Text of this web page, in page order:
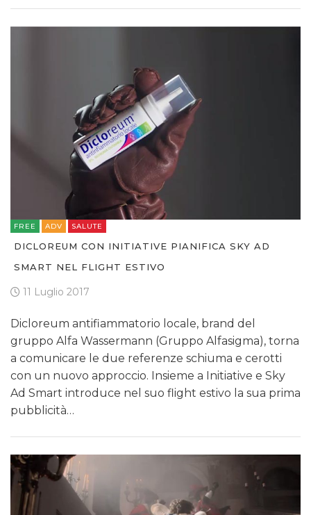
FREE ADV SALUTE
DICLOREUM CON INITIATIVE PIANIFICA SKY AD
SMART NEL FLIGHT ESTIVO
11 Luglio 2017
Dicloreum antifiammatorio locale, brand del
gruppo Alfa Wassermann (Gruppo Alfasigma), torna
a comunicare le due referenze schiuma e cerotti
con un nuovo approccio. Insieme a Initiative e Sky
Ad Smart introduce nel suo flight estivo la sua prima
pubblicità…